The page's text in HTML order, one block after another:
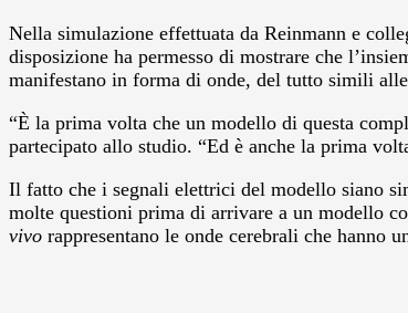
Nella simulazione effettuata da Reinmann e
disposizione ha permesso di mostrare che
manifestano in forma di onde, del tutto simili
“È la prima volta che un modello di questa
partecipato allo studio. “Ed è anche la prima
Il fatto che i segnali elettrici del modello siano
molte questioni prima di arrivare a un modello
vivo rappresentano le onde cerebrali che hanno